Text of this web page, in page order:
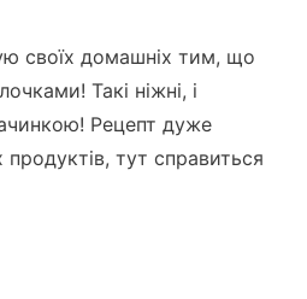
своїх домашніх тим, що
Такі ніжні, і
Рецепт дуже
тут справиться